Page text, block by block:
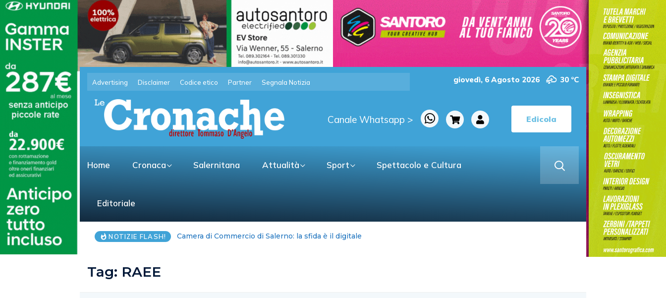
Advertising Disclaimer Codice etico Partner Segnala Notizia giovedì, 6 Agosto 2026 30 °C
Canale Whatsapp > Edicola
Home Cronaca Salernitana Attualità Sport Spettacolo e Cultura
Editoriale
NOTIZIE FLASH! Salerno, i572 detenuti in una struttura da 370 posti
Tag: RAEE